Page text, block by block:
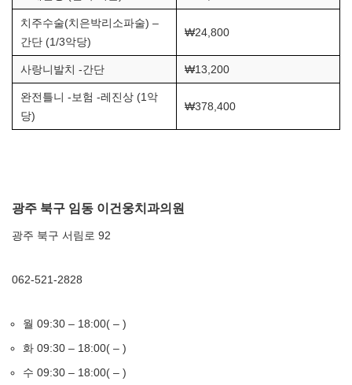
치주수술(치은박리소파술) –
간단 (1/3악당)
₩24,800
사랑니발치 -간단 ₩13,200
완전틀니 -보험 -레진상 (1악
당)
₩378,400
광주 북구 임동 이건웅치과의원
광주 북구 서림로 92
062-521-2828
월 09:30 – 18:00( – )
화 09:30 – 18:00( – )
수 09:30 – 18:00( – )